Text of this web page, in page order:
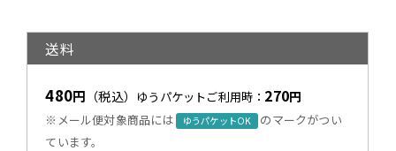
送料
480円 （税込） ゆうパケットご利用時： 270円
※メール便対象商品には ゆうパケットOK
のマークがつい
ています。